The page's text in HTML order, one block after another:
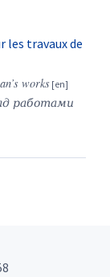
les travaux de
works
работами